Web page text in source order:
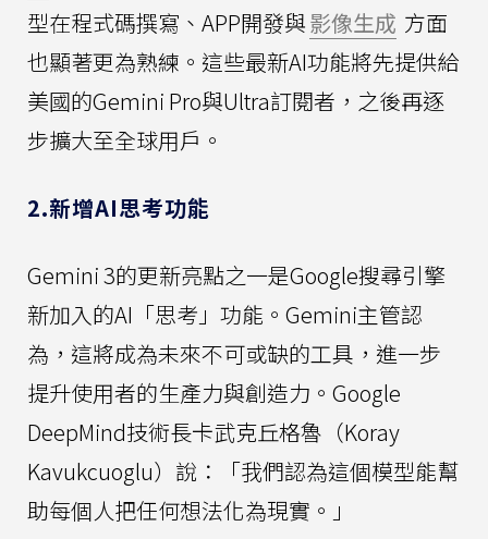
型在程式碼撰寫、APP開發與影像生成 方面
也顯著更為熟練。這些最新AI功能將先提供給
美國的Gemini Pro與Ultra訂閱者，之後再逐
步擴大至全球用戶。
2.新增AI思考功能
Gemini 3的更新亮點之一是Google搜尋引擎
新加入的AI「思考」功能。Gemini主管認
為，這將成為未來不可或缺的工具，進一步
提升使用者的生產力與創造力。Google
DeepMind技術長卡武克丘格魯（Koray
Kavukcuoglu）說：「我們認為這個模型能幫
助每個人把任何想法化為現實。」